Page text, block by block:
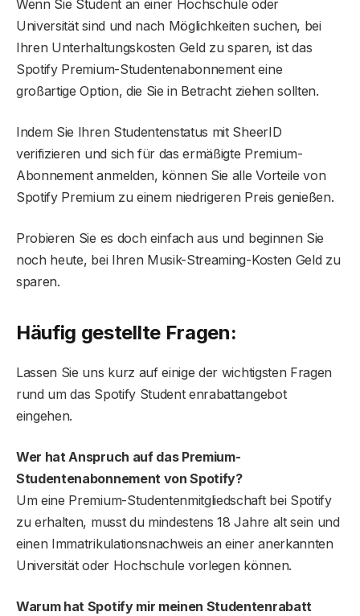
Wenn Sie Student an einer Hochschule oder
Universität sind und nach Möglichkeiten suchen, bei
Ihren Unterhaltungskosten Geld zu sparen, ist das
Spotify Premium-Studentenabonnement eine
großartige Option, die Sie in Betracht ziehen sollten.
Indem Sie Ihren Studentenstatus mit SheerID
verifizieren und sich für das ermäßigte Premium-
Abonnement anmelden, können Sie alle Vorteile von
Spotify Premium zu einem niedrigeren Preis genießen.
Probieren Sie es doch einfach aus und beginnen Sie
noch heute, bei Ihren Musik-Streaming-Kosten Geld zu
sparen.
Häufig gestellte Fragen:
Lassen Sie uns kurz auf einige der wichtigsten Fragen
rund um das Spotify Student enrabattangebot
eingehen.
Wer hat Anspruch auf das Premium-
Studentenabonnement von Spotify?
Um eine Premium-Studentenmitgliedschaft bei Spotify
zu erhalten, musst du mindestens 18 Jahre alt sein und
einen Immatrikulationsnachweis an einer anerkannten
Universität oder Hochschule vorlegen können.
Warum hat Spotify mir meinen Studentenrabatt